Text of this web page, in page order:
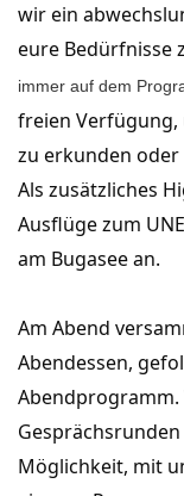
wir ein
eure Bedürfnisse
immer auf dem
freien Verfügung,
zu erkunden oder
Als zusätzliches
Ausflüge zum
am Bugasee an.
Am Abend
Abendessen,
Abendprogramm.
Möglichkeit, mit